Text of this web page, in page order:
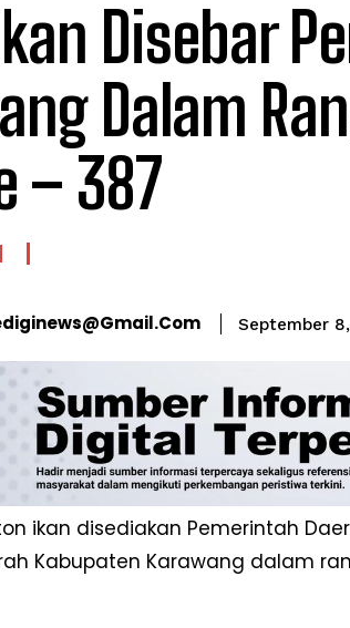
Disebar
Dalam
– 387
September
ton ikan disediakan Pemerintah
Kabupaten Karawang dalam